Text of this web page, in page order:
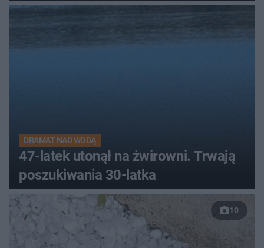
DRAMAT NAD WODĄ
47-latek utonął na żwirowni. Trwają
poszukiwania 30-latka
10